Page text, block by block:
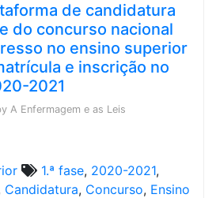
de candidatura
do concurso nacional
no ensino superior
e inscrição no
2021
A Enfermagem e as Leis
1.ª fase, 2020-2021,
Candidatura, Concurso, Ensino